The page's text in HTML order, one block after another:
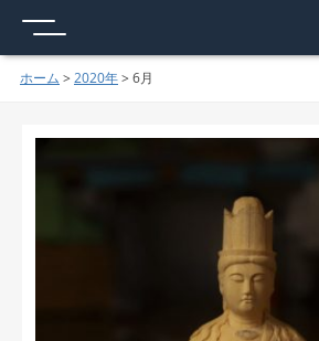
ホーム > 2020年> 6月